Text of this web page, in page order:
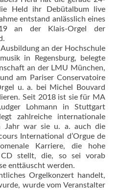
Held ihr Debütalbum live
entstand anlässlich eines
an der Klais-Orgel der
an der Hochschule
in Regensburg, belegte
an der LMU München,
am Pa­riser Conservatoire
u. a. bei Michel Bouvard
Seit 2018 ist sie für MA
Lohmann in Stuttgart
zahlreiche internationale
Jahr war sie u. a. auch die
International d’Orgue de
Karriere, die hohe
CD stellt, die, so sei vorab
enttäuscht werden.
Orgelkonzert handelt,
wurde vom Veranstalter